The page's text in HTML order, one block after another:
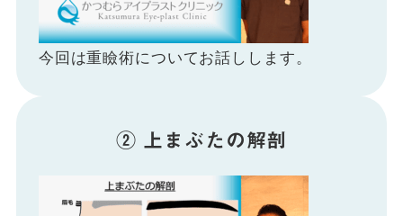
今回は重瞼術についてお話しします。
② 上まぶたの解剖